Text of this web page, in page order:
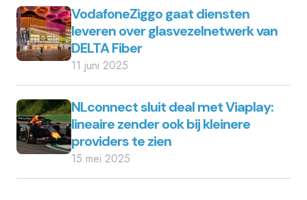
VodafoneZiggo gaat diensten
leveren over glasvezelnetwerk van
DELTA Fiber
11 juni 2025
NLconnect sluit deal met Viaplay:
lineaire zender ook bij kleinere
providers te zien
15 mei 2025